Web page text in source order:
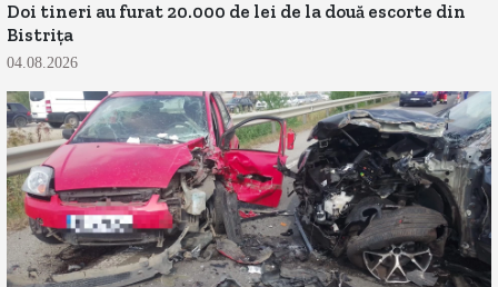
Doi tineri au furat 20.000 de lei de la două escorte din
Bistrița
04.08.2026